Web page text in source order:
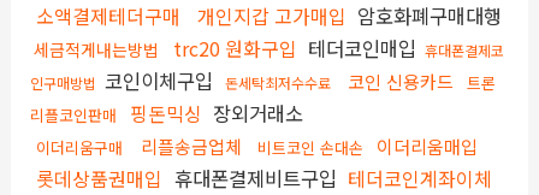
소액결제테더구매
개인지갑 고가매입 암호화폐구매대행
세금적게내는방법 trc20 원화구입 테더코인매입 휴대폰결제코
인구매방법 코인이체구입 돈세탁최저수수료 코인 신용카드
트론
리플코인판매
핑돈믹싱 장외거래소
이더리움구매 리플송금업체 비트코인 손대손 이더리움매입
롯데상품권매입 휴대폰결제비트구입 테더코인계좌이체